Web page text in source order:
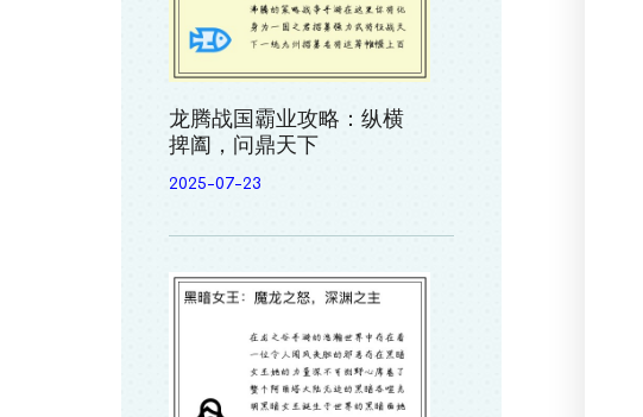
龙腾战国霸业攻略：纵横
捭阖，问鼎天下
2025-07-23